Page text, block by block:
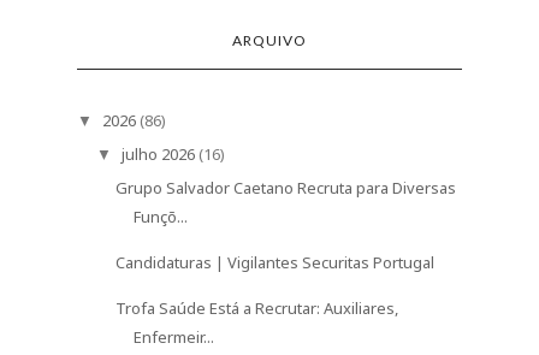
ARQUIVO
▼ 2026 (86)
▼ julho 2026 (16)
Grupo Salvador Caetano Recruta para Diversas
Funçõ...
Candidaturas | Vigilantes Securitas Portugal
Trofa Saúde Está a Recrutar: Auxiliares,
Enfermeir...